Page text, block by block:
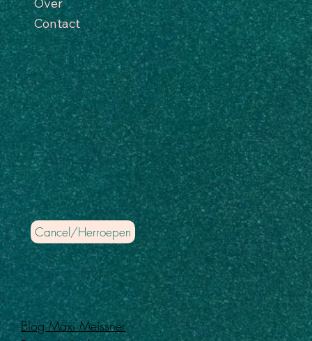
Cursus
Over
Contact
Cancel/Herroepen